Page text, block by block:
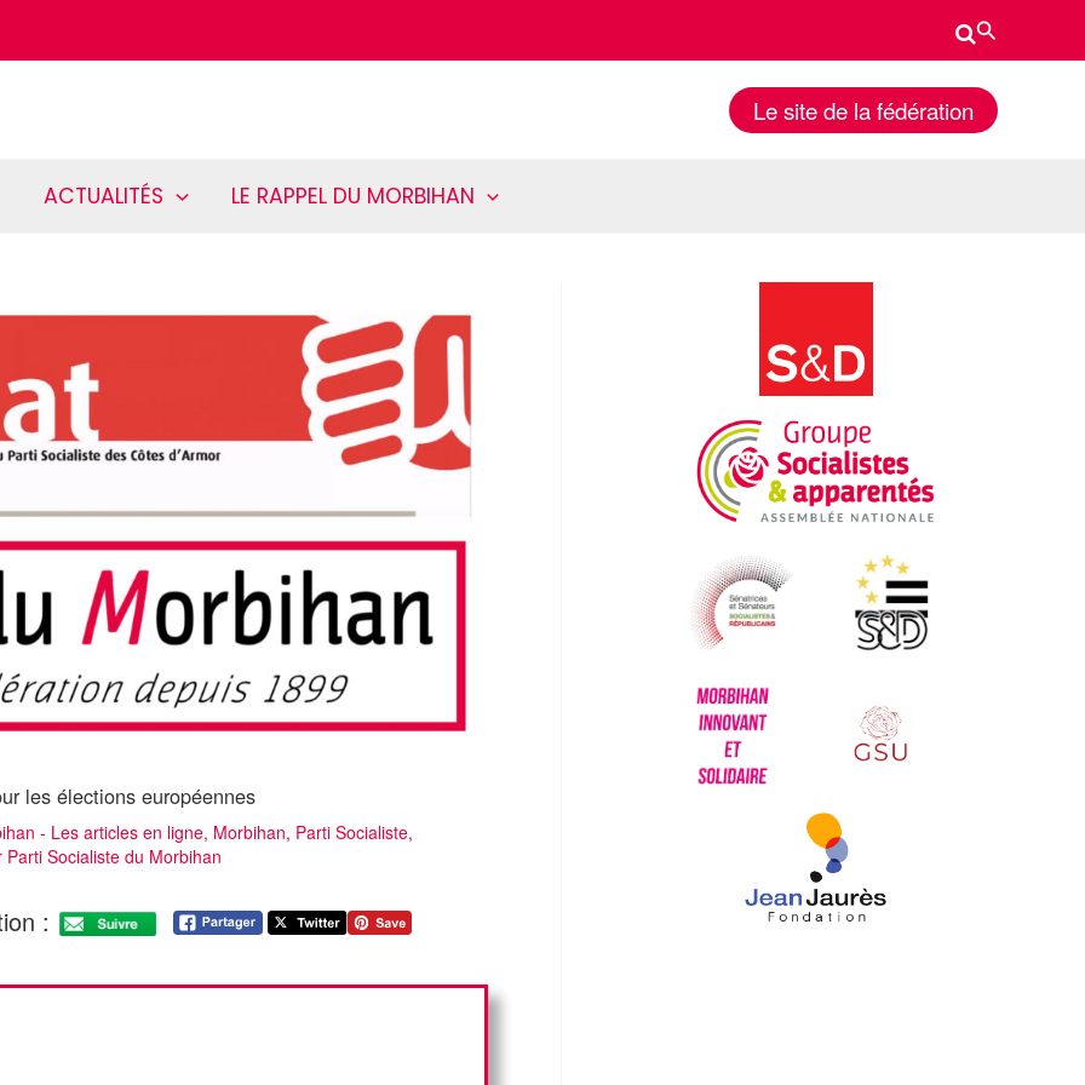
Rechercher
Le site de la fédération
ACTUALITÉS LE RAPPEL DU MORBIHAN
les élections européennes
- Les articles en ligne, Morbihan, Parti Socialiste,
Parti Socialiste du Morbihan
: